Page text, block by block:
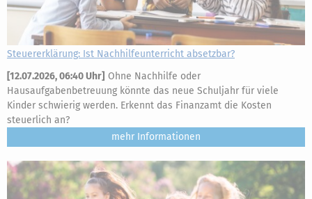
Steuererklärung: Ist Nachhilfeunterricht absetzbar?
[12.07.2026, 06:40 Uhr] Ohne Nachhilfe oder
Hausaufgabenbetreuung könnte das neue Schuljahr für viele
Kinder schwierig werden. Erkennt das Finanzamt die Kosten
steuerlich an?
mehr